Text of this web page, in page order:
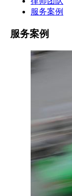
服务案例
服务案例